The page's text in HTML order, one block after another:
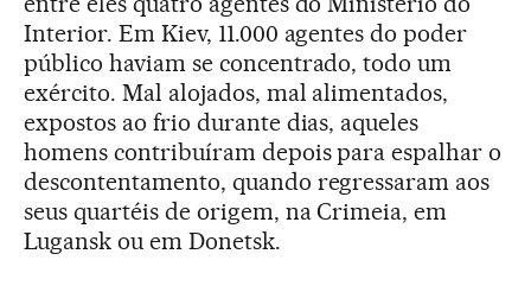
Interior. Em Kiev, 11.000 agentes do poder
público haviam se concentrado, todo um
exército. Mal alojados, mal alimentados,
expostos ao frio durante dias, aqueles
homens contribuíram depois para espalhar o
descontentamento, quando regressaram aos
seus quartéis de origem, na Crimeia, em
Lugansk ou em Donetsk.